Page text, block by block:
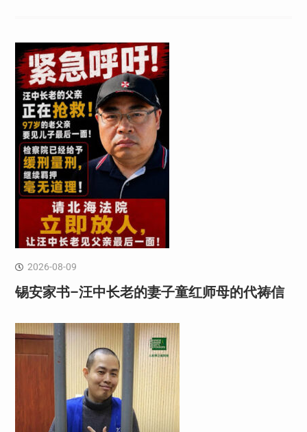
2026-08-09
锡安家书–汪中长老的妻子童红⁩师母的代祷信